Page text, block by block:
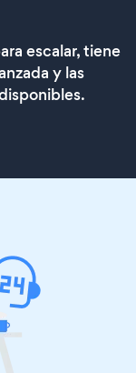
escalar, tiene
y las